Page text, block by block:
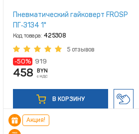
Пневматический гайковерт FROSP
ПГ‑3134 1"
Код товара: 425308
5 отзывов
-50% 919
458 BYN
с НДС
В КОРЗИНУ
Акция!